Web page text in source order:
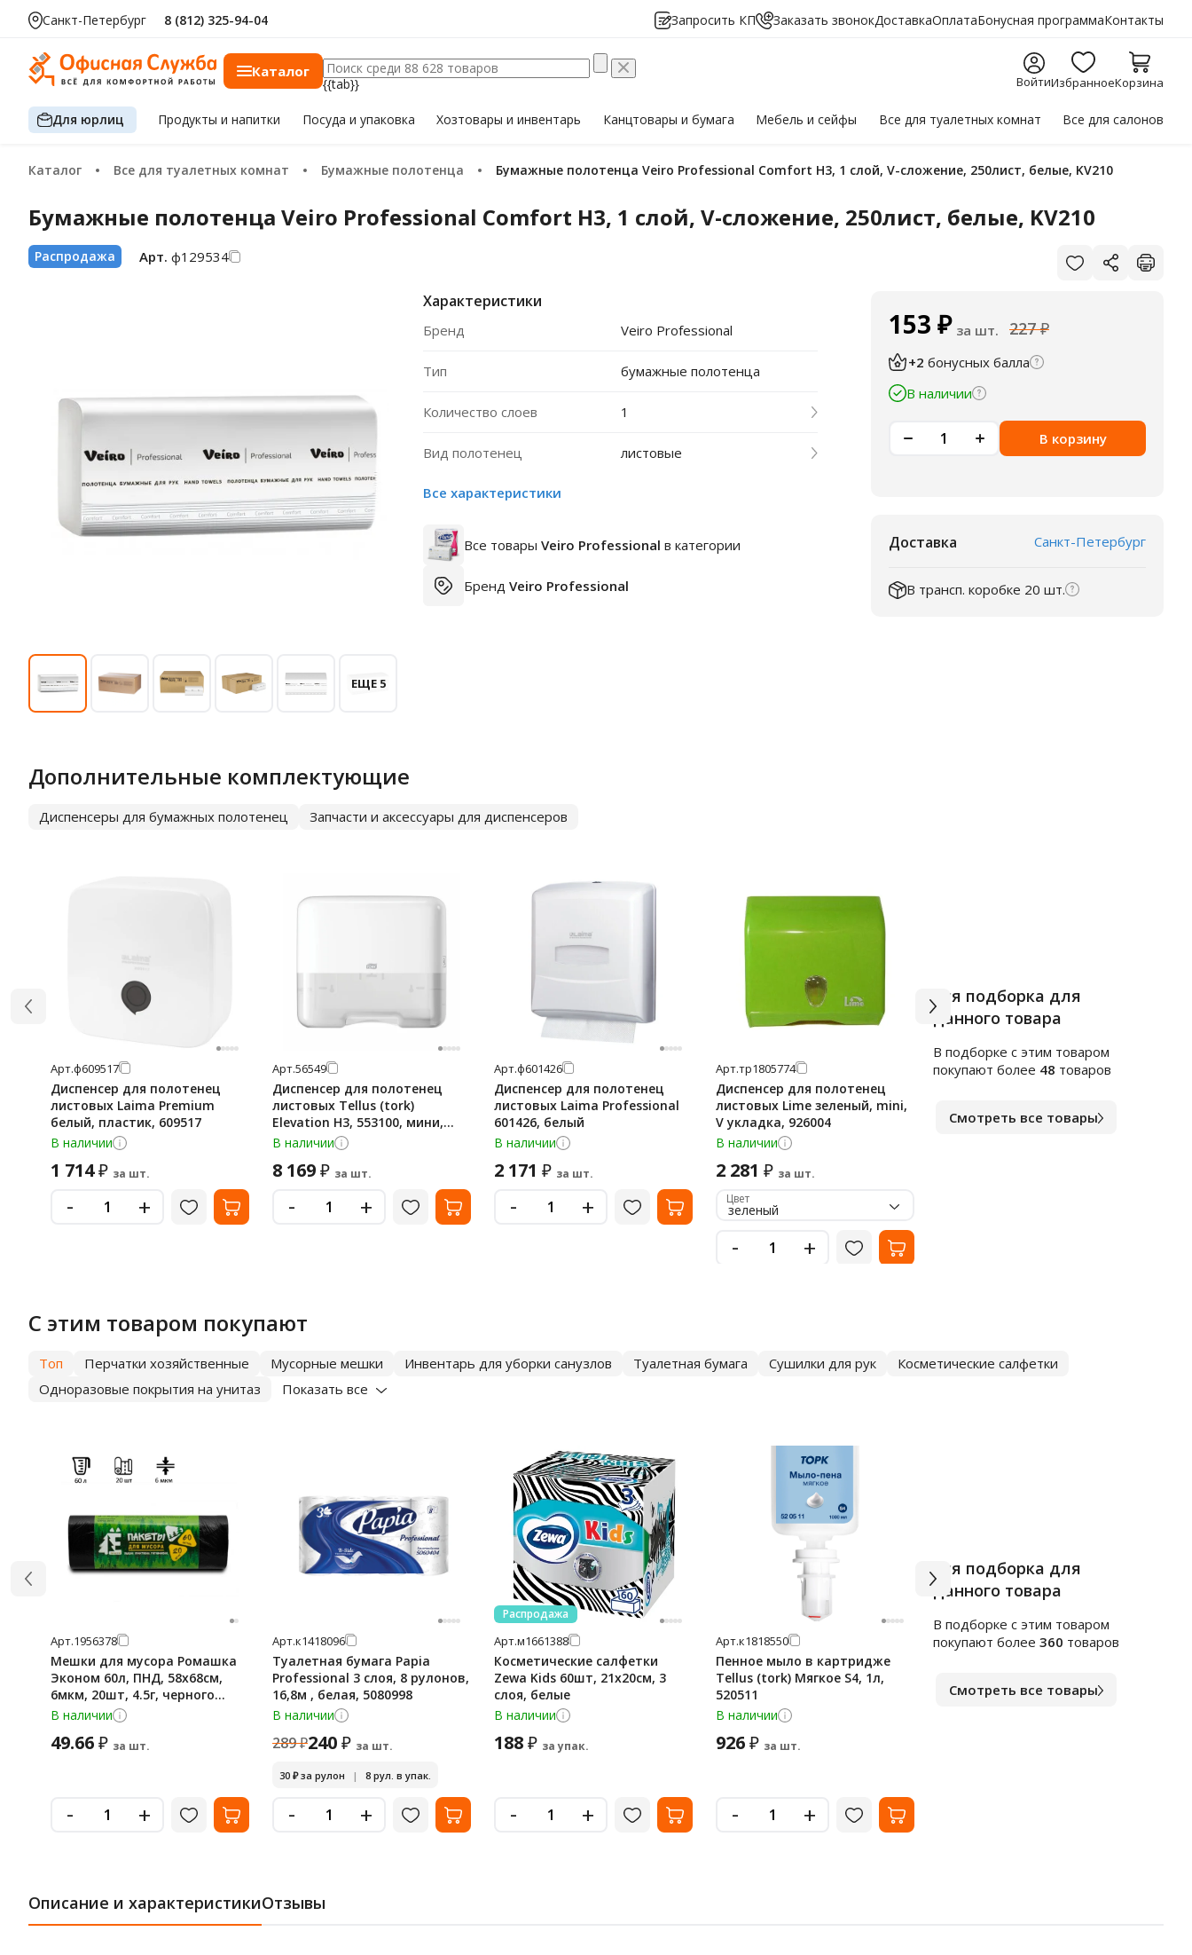
Санкт-Петербург 8 (812) 325-94-04 Запросить КП Заказать звонокДоставкаОплатаБонусная программаКонтакты
Каталог
{{tab}} ВойтиИзбранноеКорзина
Для юрлиц Продуктыи напитки Посуда и упаковка Хозтоварыи инвентарь Канцтовары и бумага Мебельи сейфы Все для туалетных комнат Все для салонов
Каталог Все для туалетных комнат Бумажные полотенца Бумажные полотенца Veiro Professional Comfort H3, 1 слой, V-сложение, 250лист, белые, KV210
Бумажные полотенца Veiro Professional Comfort H3, 1 слой, V-сложение, 250лист, белые, KV210
за шт.
Распродажа Арт. ф129534
ЕЩЕ 5
Характеристики
Бренд Veiro Professional
Тип бумажные полотенца
Количество слоев 1
Вид полотенец листовые
Все характеристики
Все товары Veiro Professional в категории
Бренд Veiro Professional
153 ₽ за шт. 227 ₽
+2 бонусных балла
В наличии
В корзину
Доставка Санкт-Петербург
В трансп. коробке 20 шт.
Дополнительные комплектующие
Диспенсеры для бумажных полотенец Запчасти и аксессуары для диспенсеров
Арт.ф609517
Диспенсер для полотенец
листовых Laima Premium
белый, пластик, 609517
В наличии
1 714₽ за шт.
- +
Арт.56549
Диспенсер для полотенец
листовых Tellus (tork)
Elevation H3, 553100, мини,
белый
В наличии
8 169₽ за шт.
- +
Арт.ф601426
Диспенсер для полотенец
листовых Laima Professional
601426, белый
В наличии
2 171 ₽ за шт.
- +
Арт.тр1805774
Диспенсер для полотенец
листовых Lime зеленый, mini,
V укладка, 926004
В наличии
2 281 ₽ за шт.
Цвет
зеленый
- +
Арт.тр1764463
укладка, 926002
Вся подборка для
данного товара
В подборке c этим товаром
покупают более 48 товаров
Смотреть все товары
С этим товаром покупают
Топ Перчатки хозяйственные Мусорные мешки Инвентарь для уборки санузлов Туалетная бумага Сушилки для рук
Косметические салфетки
Одноразовые покрытия на унитаз
Показать все
Арт.1956378
Мешки для мусора Ромашка
Эконом 60л, ПНД, 58х68см,
6мкм, 20шт, 4.5г, черного
цвета, в рулоне
В наличии
49.66₽ за шт.
- +
Арт.к1418096
Туалетная бумага Papia
Professional 3 слоя, 8 рулонов,
16,8м , белая, 5080998
В наличии
289₽240₽ за шт.
30 ₽за рулон | 8 рул. в упак.
- +
Распродажа
Арт.м1661388
Косметические салфетки
Zewa Kids 60шт, 21х20см, 3
слоя, белые
В наличии
188₽ за упак.
- +
Арт.к1818550
Пенное мыло в картридже
Tellus (tork) Мягкое S4, 1л,
520511
В наличии
926₽ за шт.
- +
Арт.к1564553
сложения, 100 листов, С-89
Вся подборка для
данного товара
В подборке c этим товаром
покупают более 360 товаров
Смотреть все товары
Описание и характеристикиОтзывы